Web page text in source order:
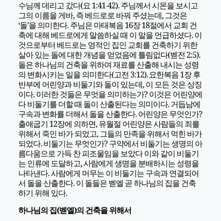
수님께 데리고 갔다(요 1:41-42). 주님께서 시몬을 보시고
그의 이름을 게바, 즉 베드로로 바꿔 주셨는데, 그것은
‘돌’을 의미한다. 주님은 마태복음 16장 18절에서 교회 건
축에 대해 베드로에게 말씀하실 때 이 말을 언급하셨다. 이
것으로부터 베드로는 영적인 집인 교회를 건축하기 위한
살아 있는 돌에 대한 개념을 얻었음에 틀림없다(벧전 2:5).
돌은 하나님의 건축을 위하여 재료를 산출해 내시는 성령
의 변화시키는 일을 의미한다(고전 3:12).요한복음 1장 후
반부에 어린양과 비둘기와 돌이 있는데, 이 모든 것은 상징
이다. 이러한 것들은 무엇을 의미하는가? 이것은 어린양에
다 비둘기를 더할 때 돌이 산출된다는 의미이다. 거듭남에
구속과 변화를 더해서 돌을 산출한다. 어린양은 무엇인가?
출애굽기 12장에 의하면, 유월절 어린양은 사람들의 죄를
위해서 죽인 바가 되었고, 그들의 만족을 위해서 먹힌 바가
되었다. 비둘기는 무엇인가? 구약에서 비둘기는 생명의 아
름다움으로 가득 찬 피조물임을 보았다 이와 같이 비둘기
는 인류에 도달하고, 사람에게 생명을 분배하시는 성령을
나타낸다. 사람에게 머무는 이 비둘기는 구속과 연결되어
서 돌을 산출한다. 이 돌들은 벧엘 곧 하나님의 집을 건축
하기 위해 있다.
하나님의 집(벧엘)의 건축을 위해서